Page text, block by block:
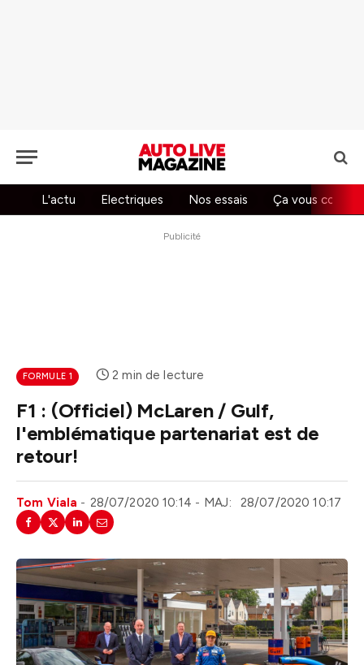
L'actu Electriques Nos essais Ça vous
Publicité
FORMULE 1 2 min de lecture
F1 : (Officiel) McLaren / Gulf,
l'emblématique partenariat est de
retour!
Tom Viala 28/07/2020 10:14 MAJ: 28/07/2020 10:17